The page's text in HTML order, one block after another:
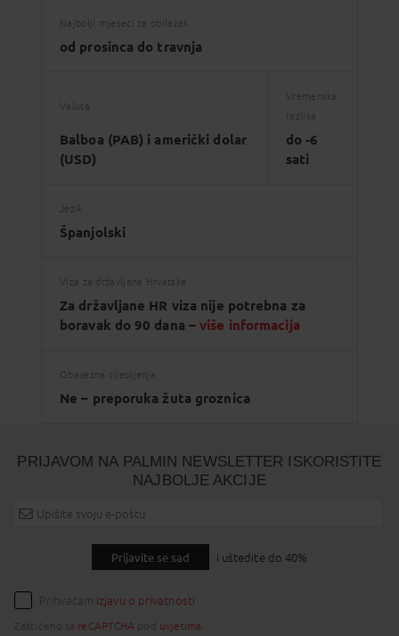
Najbolji mjeseci za obilazak
od prosinca do travnja
Valuta
Vremenska
razlika
Balboa (PAB) i američki dolar
(USD)
do -6
sati
Jezik
Španjolski
Viza za državljane Hrvatske
Za državljane HR viza nije potrebna za
boravak do 90 dana –više informacija
Obavezna cijepljenja
Ne – preporuka žuta groznica
PRIJAVOM NA PALMIN NEWSLETTER ISKORISTITE
NAJBOLJE AKCIJE
Prijavite se sad i uštedite do 40%
Prihvaćam izjavu o privatnosti
Zaštićeno sa reCAPTCHA uvjetima